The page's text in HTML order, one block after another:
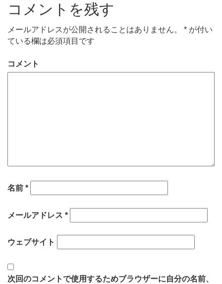
コメントを残す
メールアドレスが公開されることはありません。 * が付い
ている欄は必須項目です
コメント
名前 *
メールアドレス *
ウェブサイト
次回のコメントで使用するためブラウザーに自分の名前、